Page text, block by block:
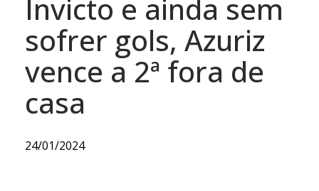
Invicto e ainda sem
sofrer gols, Azuriz
vence a 2ª fora de
casa
24/01/2024